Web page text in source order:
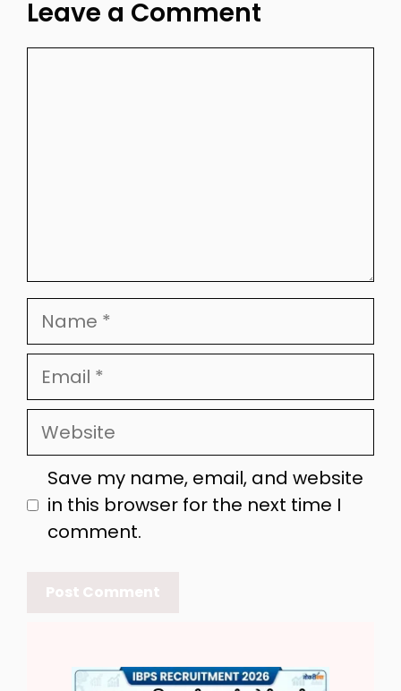
Leave a Comment
Name
Email
Website
Save my name, email, and website
in this browser for the next time I
comment.